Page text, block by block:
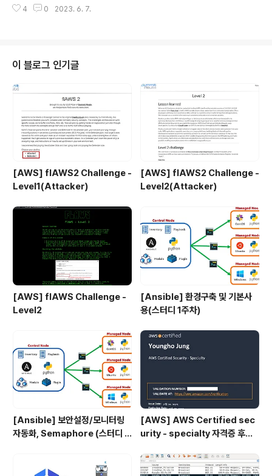
재미있어서, kubernetes 보안에 도움이 될 것 같아 신청
이 되었냐고 한다면... 1. 견문이 넓어졌다. Kubernetes의
Cluster에도 다양한 종류가 있다는 것을 알게되었다. 단순
히 On-premise 환경만 알고 있었다면 관리형 Kubern
etes인 EKS를 처음 마주했을 때 당황스러웠을 것 같다(다
행..ㅎㅎ). 그리고 굉장히 편리한 꿀팁이나 ..
4 0 2023. 6. 7.
이 블로그 인기글
[AWS] flAWS2 Challenge -
Level1(Attacker)
[AWS] flAWS2 Challenge -
Level2(Attacker)
[AWS] flAWS Challenge -
Level2
[Ansible] 환경구축 및 기본사
용(스터디 1주차)
[Ansible] 보안설정/모니터링
자동화, Semaphore (스터디 4
[AWS] AWS Certified sec
urity - specialty 자격증 후기